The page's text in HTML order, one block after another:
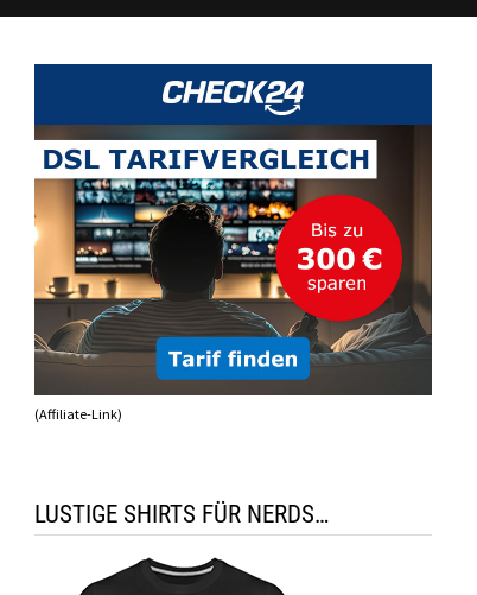
(Affiliate-Link)
LUSTIGE SHIRTS FÜR NERDS…